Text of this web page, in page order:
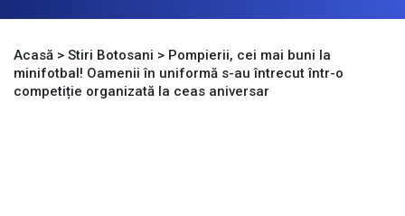
Acasă > Stiri Botosani > Pompierii, cei mai buni la
minifotbal! Oamenii în uniformă s-au întrecut într-o
competiție organizată la ceas aniversar